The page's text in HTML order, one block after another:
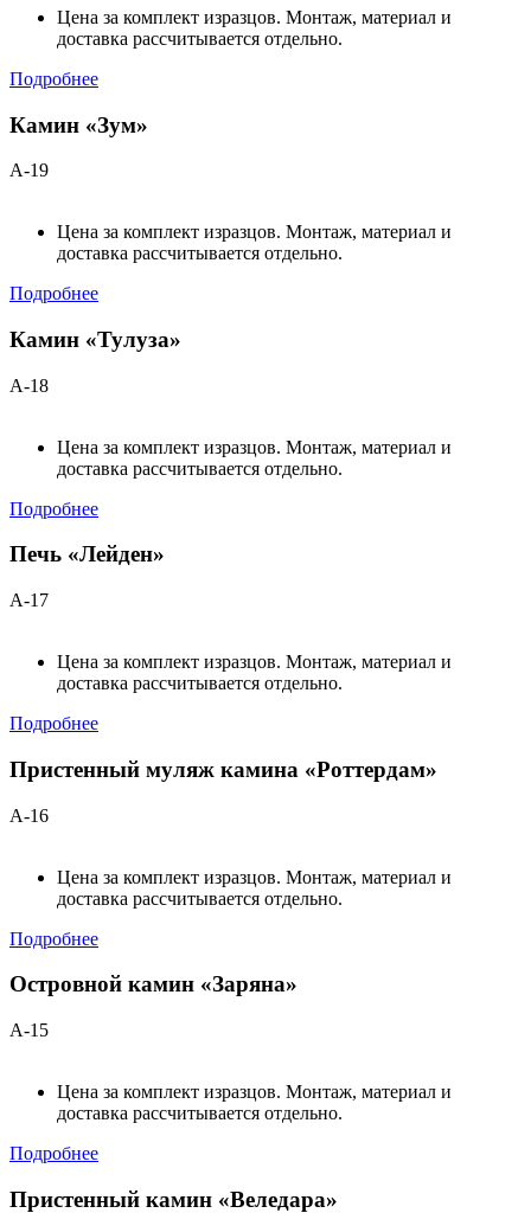
Цена за комплект изразцов. Монтаж, материал и
доставка рассчитывается отдельно.
Подробнее
Камин «Зум»
А-19
Цена за комплект изразцов. Монтаж, материал и
доставка рассчитывается отдельно.
Подробнее
Камин «Тулуза»
А-18
Цена за комплект изразцов. Монтаж, материал и
доставка рассчитывается отдельно.
Подробнее
Печь «Лейден»
А-17
Цена за комплект изразцов. Монтаж, материал и
доставка рассчитывается отдельно.
Подробнее
Пристенный муляж камина «Роттердам»
А-16
Цена за комплект изразцов. Монтаж, материал и
доставка рассчитывается отдельно.
Подробнее
Островной камин «Заряна»
А-15
Цена за комплект изразцов. Монтаж, материал и
доставка рассчитывается отдельно.
Подробнее
Пристенный камин «Веледара»